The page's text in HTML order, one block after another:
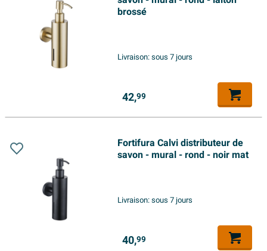
brossé
Livraison:sous 7 jours
42,99
Fortifura Calvi distributeur de
savon - mural - rond - noir mat
Livraison:sous 7 jours
40,99